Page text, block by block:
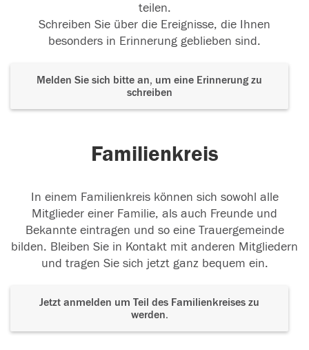
teilen.
Schreiben Sie über die Ereignisse, die Ihnen
besonders in Erinnerung geblieben sind.
Melden Sie sich bitte an, um eine Erinnerung zu
schreiben
Familienkreis
In einem Familienkreis können sich sowohl alle
Mitglieder einer Familie, als auch Freunde und
Bekannte eintragen und so eine Trauergemeinde
bilden. Bleiben Sie in Kontakt mit anderen Mitgliedern
und tragen Sie sich jetzt ganz bequem ein.
Jetzt anmelden um Teil des Familienkreises zu
werden.